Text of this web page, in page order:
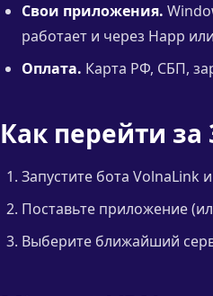
Свои приложения.
работает и через Happ
Оплата. Карта РФ, СБП,
Как перейти
Запустите бота VolnaLink
Поставьте приложение
Выберите ближайший